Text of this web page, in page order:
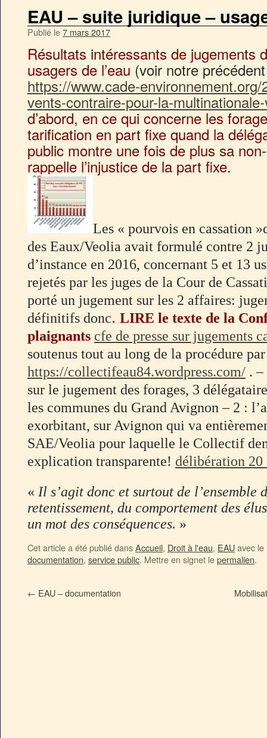
EAU – suite juridique –
Publié le7 mars 2017
Résultats intéressants de jugements
usagers de l’eau (voir notre
https://www.cade-
vents-contraire-pour-la-
d’abord, en ce qui concerne les
tarification en part fixe quand la
public montre une fois de plus sa
rappelle l’injustice de la part fixe.
Les « pourvois en cassation
des Eaux/Veolia avait formulé contre 2
d’instance en 2016, concernant 5 et 13
rejetés par les juges de la Cour de
porté un jugement sur les 2 affaires:
définitifs donc. LIRE le texte de la
plaignants cfe de presse sur jugements
soutenus tout au long de la procédure
https://collectifeau84.wordpress.com/ . –
sur le jugement des forages, 3
les communes du Grand Avignon – 2 :
exorbitant, sur Avignon qui va
SAE/Veolia pour laquelle le Collectif
explication transparente! délibération 20
« Il s’agit donc et surtout de l’ensemble
retentissement, du comportement des
un mot des conséquences. »
Cet article a été publié dansAccueil, Droit à l'eau, EAUavec
documentation, service public. Mettre en signet lepermalien.
← EAU – documentation